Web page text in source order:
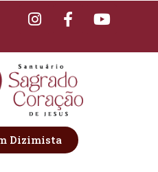
Dizimista